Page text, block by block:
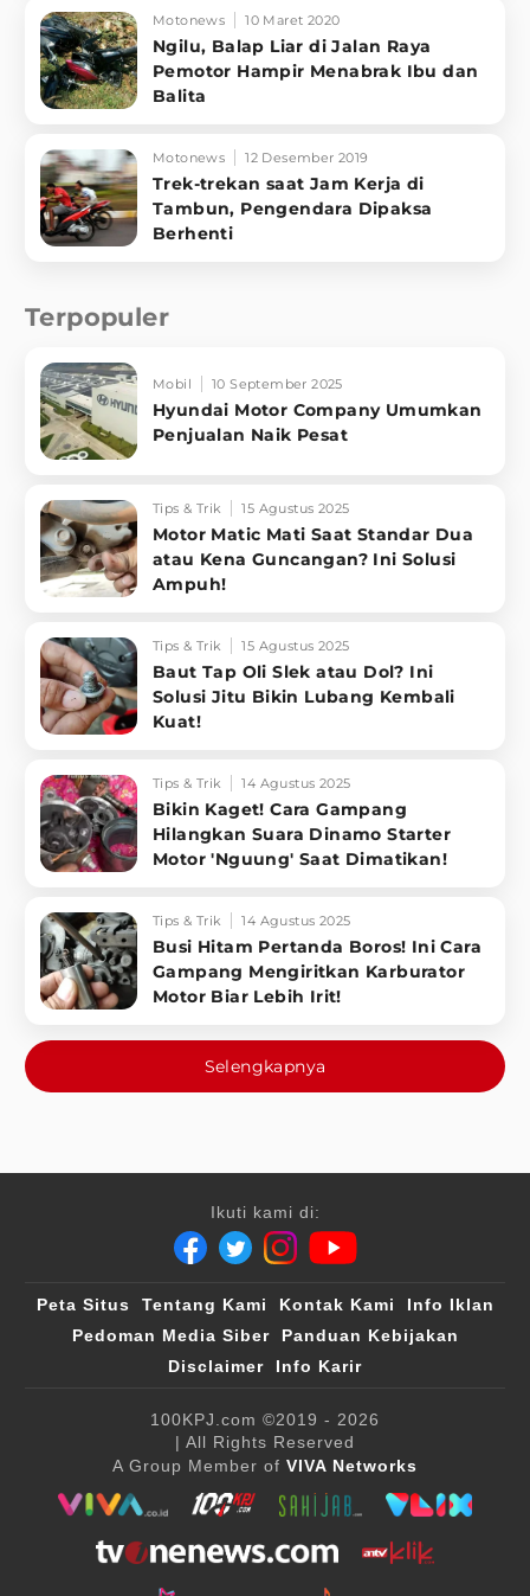
Motonews 10 Maret 2020
Ngilu, Balap Liar di Jalan Raya
Pemotor Hampir Menabrak Ibu dan
Balita
Motonews 12 Desember 2019
Trek-trekan saat Jam Kerja di
Tambun, Pengendara Dipaksa
Berhenti
Terpopuler
Mobil 10 September 2025
Hyundai Motor Company Umumkan
Penjualan Naik Pesat
Tips & Trik 15 Agustus 2025
Motor Matic Mati Saat Standar Dua
atau Kena Guncangan? Ini Solusi
Ampuh!
Tips & Trik 15 Agustus 2025
Baut Tap Oli Slek atau Dol? Ini
Solusi Jitu Bikin Lubang Kembali
Kuat!
Tips & Trik 14 Agustus 2025
Bikin Kaget! Cara Gampang
Hilangkan Suara Dinamo Starter
Motor 'Nguung' Saat Dimatikan!
Tips & Trik 14 Agustus 2025
Busi Hitam Pertanda Boros! Ini Cara
Gampang Mengiritkan Karburator
Motor Biar Lebih Irit!
Selengkapnya
Ikuti kami di:
Peta Situs Tentang Kami Kontak Kami
Info Iklan
Pedoman Media Siber
Panduan Kebijakan
Disclaimer
Info Karir
100KPJ.com ©2019 - 2026
| All Rights Reserved
A Group Member of VIVA Networks